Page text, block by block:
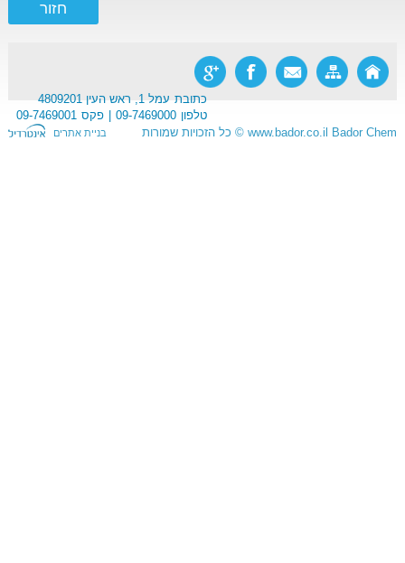
כתובת עמל 1, ראש העין 4809201
טלפון 09-7469000 פקס 09-7469001
Bador Chem
www.bador.co.il
© כל הזכויות שמורות בניית אתרים